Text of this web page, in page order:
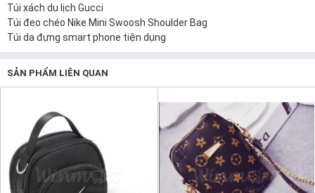
Túi xách du lịch Gucci
Túi đeo chéo Nike Mini Swoosh Shoulder Bag
Túi da đựng smart phone tiện dụng
SẢN PHẨM LIÊN QUAN